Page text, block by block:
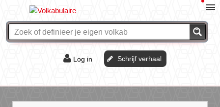
Log in Schrijf verhaal